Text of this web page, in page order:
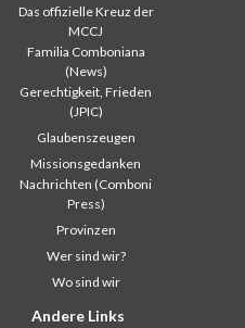
Das offizielle Kreuz der
MCCJ
Familia Comboniana
(News)
Gerechtigkeit, Frieden
(JPIC)
Glaubenszeugen
Missionsgedanken
Nachrichten (Comboni
Press)
Provinzen
Wer sind wir?
Wo sind wir
Andere Links